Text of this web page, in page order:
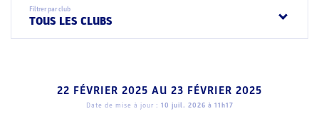
Filtrer par club
TOUS LES CLUBS
22 FÉVRIER 2025 AU 23 FÉVRIER 2025
Date de mise à jour : 10 juil. 2026 à 11h17